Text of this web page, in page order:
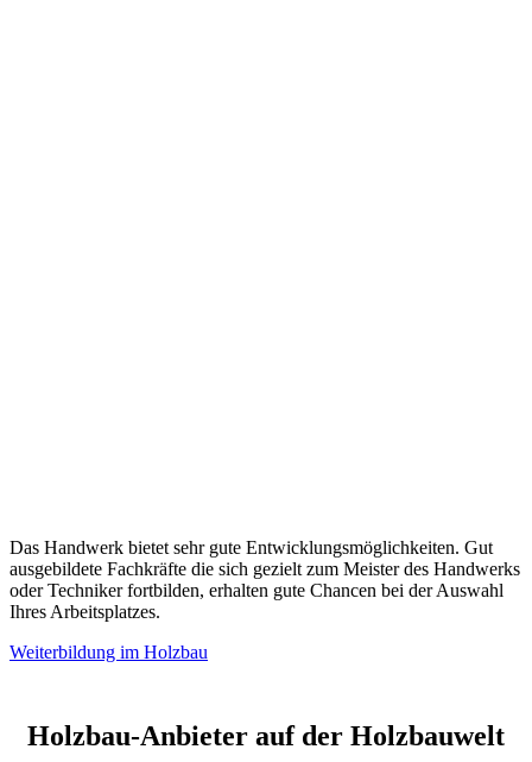
Das Handwerk bietet sehr gute Entwicklungsmöglichkeiten. Gut
ausgebildete Fachkräfte die sich gezielt zum Meister des Handwerks
oder Techniker fortbilden, erhalten gute Chancen bei der Auswahl
Ihres Arbeitsplatzes.
Weiterbildung im Holzbau
Holzbau-Anbieter auf der Holzbauwelt